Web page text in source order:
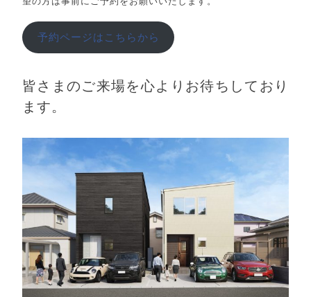
予約ページはこちらから
皆さまのご来場を心よりお待ちしており
ます。